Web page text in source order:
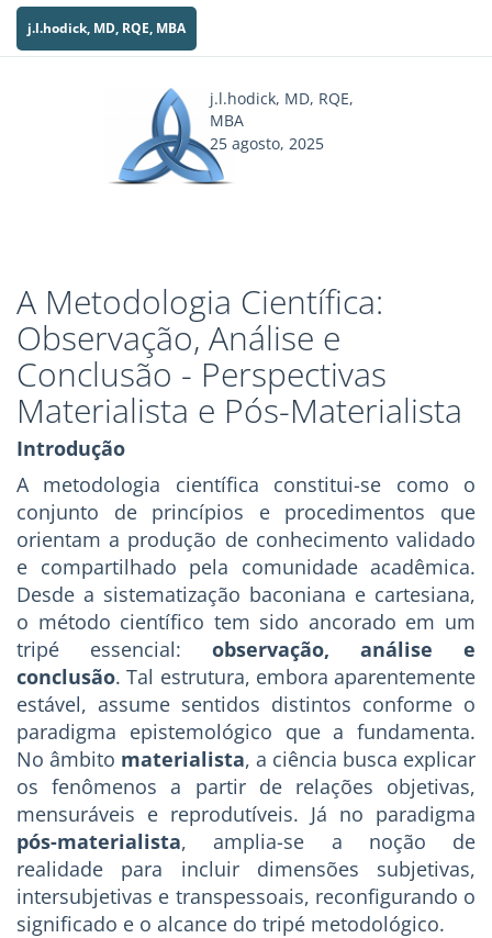
j.l.hodick, MD, RQE, MBA
j.l.hodick, MD, RQE,
MBA
25 agosto, 2025
A Metodologia Científica:
Observação, Análise e
Conclusão - Perspectivas
Materialista e Pós-Materialista
Introdução
A metodologia científica constitui-se como o
conjunto de princípios e procedimentos que
orientam a produção de conhecimento validado
e compartilhado pela comunidade acadêmica.
Desde a sistematização baconiana e cartesiana,
o método científico tem sido ancorado em um
tripé essencial: observação, análise e
conclusão. Tal estrutura, embora aparentemente
estável, assume sentidos distintos conforme o
paradigma epistemológico que a fundamenta.
No âmbito materialista, a ciência busca explicar
os fenômenos a partir de relações objetivas,
mensuráveis e reprodutíveis. Já no paradigma
pós-materialista, amplia-se a noção de
realidade para incluir dimensões subjetivas,
intersubjetivas e transpessoais, reconfigurando o
significado e o alcance do tripé metodológico.